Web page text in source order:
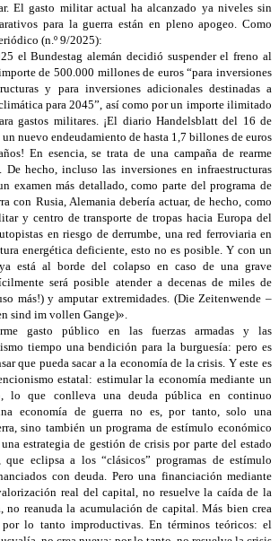
El gasto militar actual ha alcanzado ya niveles sin
para la guerra están en pleno apogeo. Como
(n.º 9/2025):
el Bundestag alemán decidió suspender el freno al
de 500.000 millones de euros “para inversiones
y para inversiones adicionales destinadas a
para 2045”, así como por un importe ilimitado
gastos militares. ¡El diario Handelsblatt del 16 de
nuevo endeudamiento de hasta 1,7 billones de euros
En esencia, se trata de una campaña de rearme
De hecho, incluso las inversiones en infraestructuras
examen más detallado, como parte del programa de
con Rusia, Alemania debería actuar, de hecho, como
y centro de transporte de tropas hacia Europa del
en riesgo de derrumbe, una red ferroviaria en
energética deficiente, esto no es posible. Y con un
está al borde del colapso en caso de una grave
será posible atender a decenas de miles de
más!) y amputar extremidades. (Die Zeitenwende –
sind im vollen Gange)».
gasto público en las fuerzas armadas y las
tiempo una bendición para la burguesía: pero es
que pueda sacar a la economía de la crisis. Y este es
estatal: estimular la economía mediante un
lo que conlleva una deuda pública en continuo
economía de guerra no es, por tanto, solo una
sino también un programa de estímulo económico
estrategia de gestión de crisis por parte del estado
eclipsa a los “clásicos” programas de estímulo
con deuda. Pero una financiación mediante
real del capital, no resuelve la caída de la
no reanuda la acumulación de capital. Más bien crea
lo tanto improductivas. En términos teóricos: el